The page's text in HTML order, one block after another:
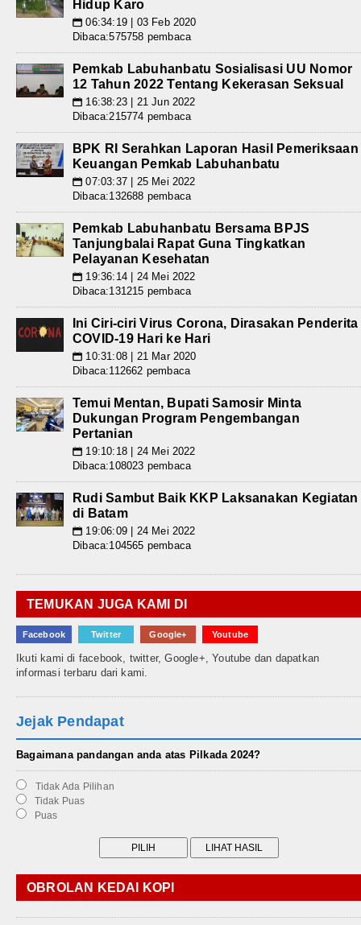
Hidup Karo
📅 06:34:19 | 03 Feb 2020
Dibaca:575758 pembaca
Pemkab Labuhanbatu Sosialisasi UU Nomor
12 Tahun 2022 Tentang Kekerasan Seksual
📅 16:38:23 | 21 Jun 2022
Dibaca:215774 pembaca
BPK RI Serahkan Laporan Hasil Pemeriksaan
Keuangan Pemkab Labuhanbatu
📅 07:03:37 | 25 Mei 2022
Dibaca:132688 pembaca
Pemkab Labuhanbatu Bersama BPJS
Tanjungbalai Rapat Guna Tingkatkan
Pelayanan Kesehatan
📅 19:36:14 | 24 Mei 2022
Dibaca:131215 pembaca
Ini Ciri-ciri Virus Corona, Dirasakan Penderita
COVID-19 Hari ke Hari
📅 10:31:08 | 21 Mar 2020
Dibaca:112662 pembaca
Temui Mentan, Bupati Samosir Minta
Dukungan Program Pengembangan
Pertanian
📅 19:10:18 | 24 Mei 2022
Dibaca:108023 pembaca
Rudi Sambut Baik KKP Laksanakan Kegiatan
di Batam
📅 19:06:09 | 24 Mei 2022
Dibaca:104565 pembaca
TEMUKAN JUGA KAMI DI
Facebook Twitter Google+ Youtube
Ikuti kami di facebook, twitter, Google+, Youtube dan dapatkan
informasi terbaru dari kami.
Jejak Pendapat
Bagaimana pandangan anda atas Pilkada 2024?
Tidak Ada Pilihan
Tidak Puas
Puas
OBROLAN KEDAI KOPI